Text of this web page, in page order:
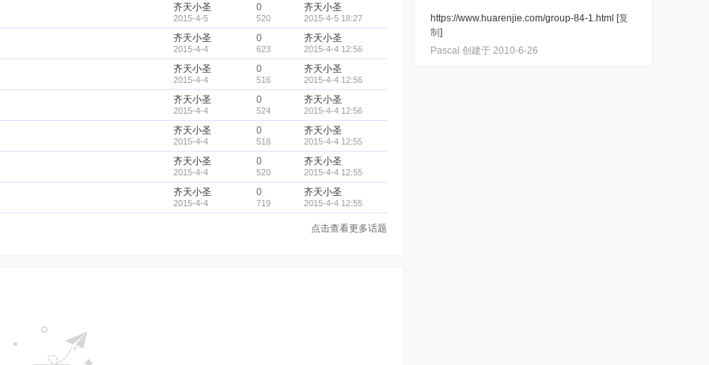
齐天小圣
2015-4-5
0
520
齐天小圣
2015-4-5 18:27
齐天小圣
2015-4-4
0
623
齐天小圣
2015-4-4 12:56
齐天小圣
2015-4-4
0
516
齐天小圣
2015-4-4 12:56
齐天小圣
2015-4-4
0
524
齐天小圣
2015-4-4 12:56
齐天小圣
2015-4-4
0
518
齐天小圣
2015-4-4 12:55
齐天小圣
2015-4-4
0
520
齐天小圣
2015-4-4 12:55
齐天小圣
2015-4-4
0
719
齐天小圣
2015-4-4 12:55
点击查看更多话题
https://www.huarenjie.com/group-84-1.html [复
制 ]
Pascal 创建于 2010-6-26